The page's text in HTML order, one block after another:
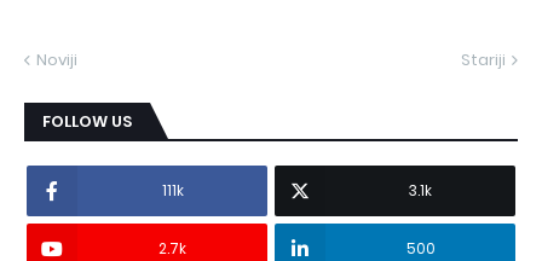
Noviji Stariji
FOLLOW US
111k 3.1k
2.7k 500